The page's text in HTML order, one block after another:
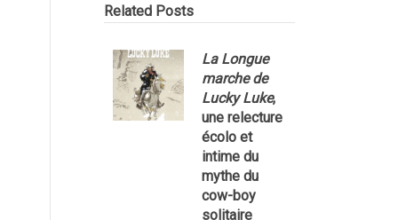
Related Posts
La Longue
marche de
Lucky Luke,
une relecture
écolo et
intime du
mythe du
cow-boy
solitaire